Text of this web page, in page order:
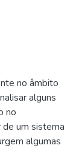
no âmbito
alguns
no
um sistema
algumas